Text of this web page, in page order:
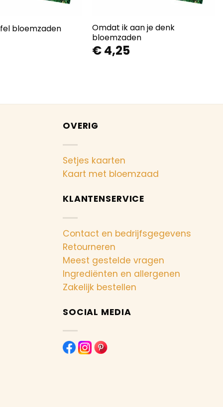
bloemzaden
Omdat ik aan je denk
bloemzaden
€4,25
OVERIG
Setjes kaarten
Kaart met bloemzaad
KLANTENSERVICE
Contact en bedrijfsgegevens
Retourneren
Meest gestelde vragen
Ingrediënten en allergenen
Zakelijk bestellen
SOCIAL MEDIA